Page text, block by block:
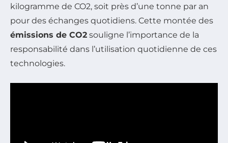
kilogramme de CO2, soit près d’une tonne par an
pour des échanges quotidiens. Cette montée des
émissions de CO2 souligne l’importance de la
responsabilité dans l’utilisation quotidienne de ces
technologies.